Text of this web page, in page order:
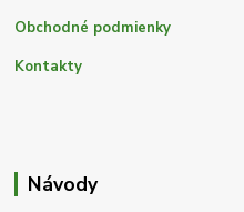
Obchodné podmienky
Kontakty
Návody